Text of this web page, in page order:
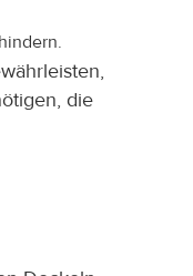
die